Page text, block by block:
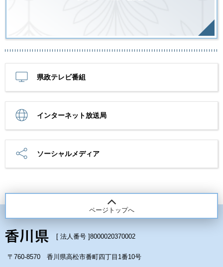
県政テレビ番組
インターネット放送局
ソーシャルメディア
ページトップへ
[ 法人番号 ]8000020370002
〒760-8570 香川県高松市番町四丁目1番10号